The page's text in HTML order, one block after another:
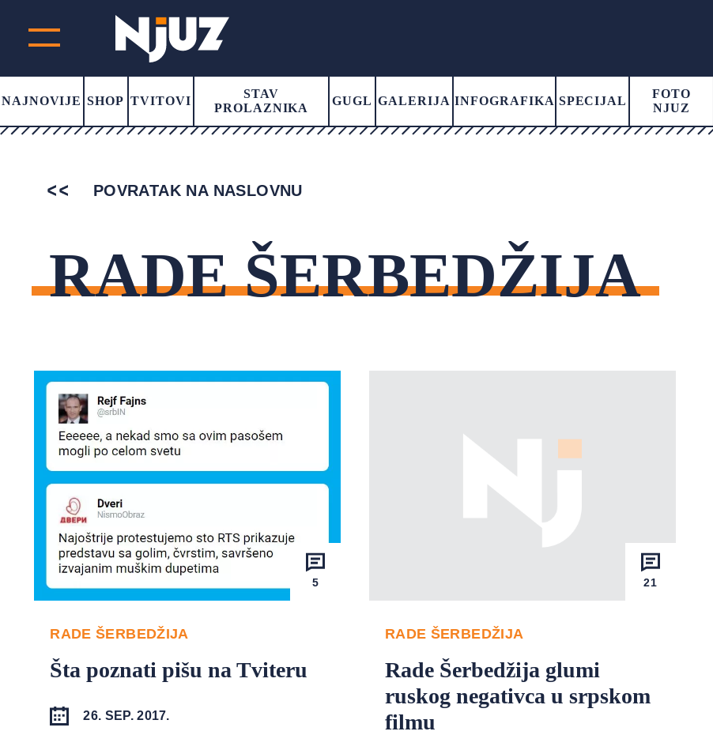
NAJNOVIJE SHOP TVITOVI
STAV
PROLAZNIKA
GUGL GALERIJA INFOGRAFIKA SPECIJAL
FOTO
NJUZ
POVRATAK NA NASLOVNU
RADE ŠERBEDŽIJA
5
RADE ŠERBEDŽIJA
Šta poznati pišu na Tviteru
26. SEP. 2017.
21
RADE ŠERBEDŽIJA
Rade Šerbedžija glumi
ruskog negativca u srpskom
filmu